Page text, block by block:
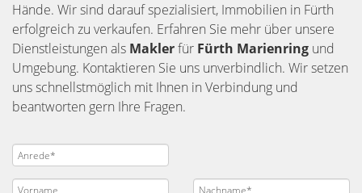
Hände. Wir sind darauf spezialisiert, Immobilien in Fürth
erfolgreich zu verkaufen. Erfahren Sie mehr über unsere
Dienstleistungen als Maklerfür Fürth Marienring und
Umgebung. Kontaktieren Sie uns unverbindlich. Wir setzen
uns schnellstmöglich mit Ihnen in Verbindung und
beantworten gern Ihre Fragen.